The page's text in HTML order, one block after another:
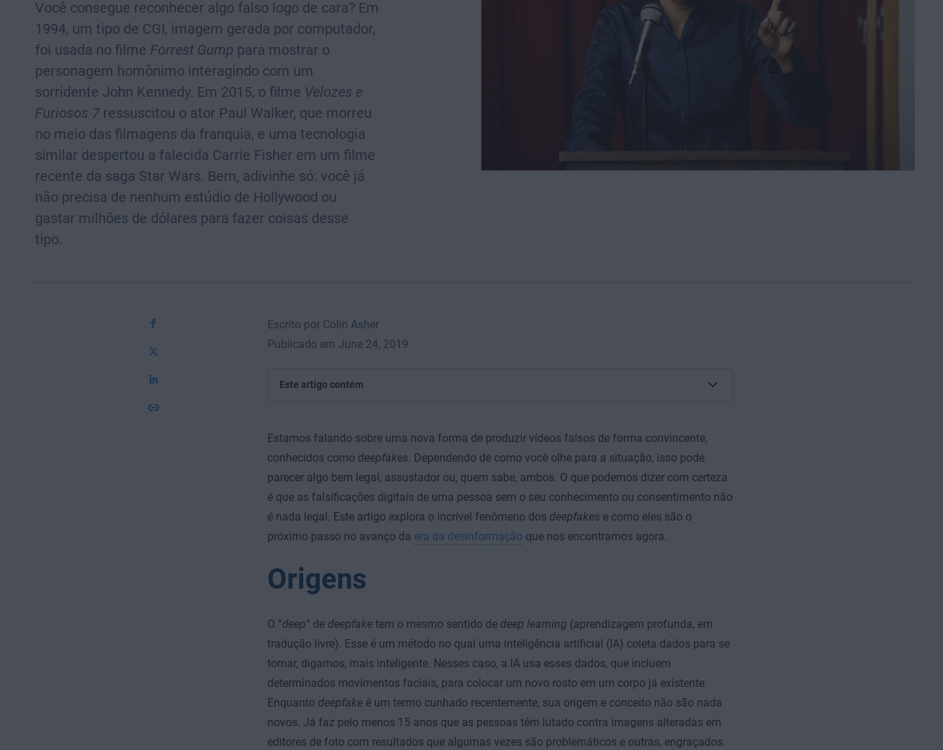
Você consegue reconhecer algo falso logo de cara? Em
1994, um tipo de CGI, imagem gerada por computador,
foi usada no filme Forrest Gump para mostrar o
personagem homônimo interagindo com um
sorridente John Kennedy. Em 2015, o filme Velozes e
Furiosos 7 ressuscitou o ator Paul Walker, que morreu
no meio das filmagens da franquia, e uma tecnologia
similar despertou a falecida Carrie Fisher em um filme
recente da saga Star Wars. Bem, adivinhe só: você já
não precisa de nenhum estúdio de Hollywood ou
gastar milhões de dólares para fazer coisas desse
tipo.
Escrito por Colin Asher
Publicado em June 24, 2019
Este artigo contém
Estamos falando sobre uma nova forma de produzir vídeos falsos de forma convincente,
conhecidos como deepfakes. Dependendo de como você olhe para a situação, isso pode
parecer algo bem legal, assustador ou, quem sabe, ambos. O que podemos dizer com certeza
é que as falsificações digitais de uma pessoa sem o seu conhecimento ou consentimento não
é nada legal. Este artigo explora o incrível fenômeno dos deepfakes e como eles são o
próximo passo no avanço da era da desinformação que nos encontramos agora.
Origens
O “deep” de deepfaketem o mesmo sentido de deep learning (aprendizagem profunda, em
tradução livre). Esse é um método no qual uma inteligência artificial (IA) coleta dados para se
tornar, digamos, mais inteligente. Nesses caso, a IA usa esses dados, que incluem
determinados movimentos faciais, para colocar um novo rosto em um corpo já existente.
Enquanto deepfakeé um termo cunhado recentemente, sua origem e conceito não são nada
novos. Já faz pelo menos 15 anos que as pessoas têm lutado contra imagens alteradas em
editores de foto com resultados que algumas vezes são problemáticos e outras, engraçados.